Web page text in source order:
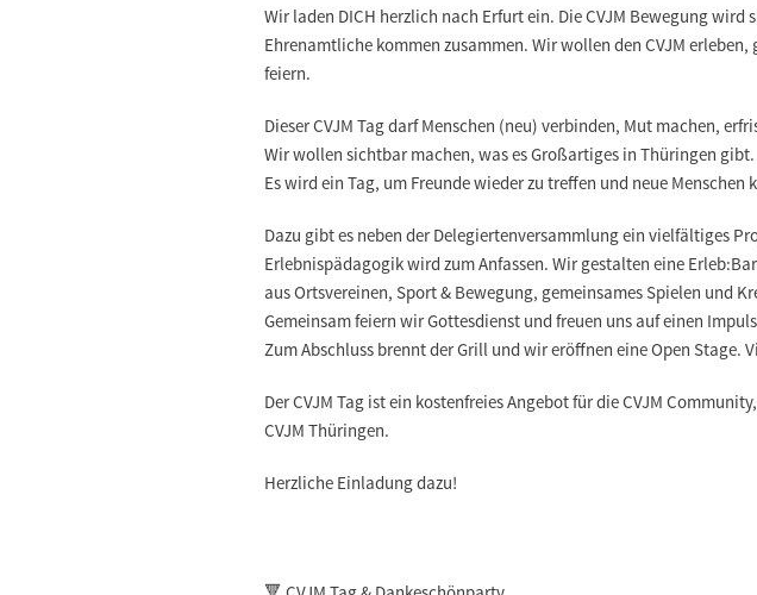
Wir laden DICH herzlich nach Erfurt ein. Die CVJM Bewegung
Ehrenamtliche kommen zusammen. Wir wollen den CVJM
feiern.
Dieser CVJM Tag darf Menschen (neu) verbinden, Mut machen,
Wir wollen sichtbar machen, was es Großartiges in Thüringen gibt.
Es wird ein Tag, um Freunde wieder zu treffen und neue
Dazu gibt es neben der Delegiertenversammlung ein vielfältiges
Erlebnispädagogik wird zum Anfassen. Wir gestalten eine
aus Ortsvereinen, Sport & Bewegung, gemeinsames Spielen und
Gemeinsam feiern wir Gottesdienst und freuen uns auf einen
Zum Abschluss brennt der Grill und wir eröffnen eine Open
Der CVJM Tag ist ein kostenfreies Angebot für die CVJM
CVJM Thüringen.
Herzliche Einladung dazu!